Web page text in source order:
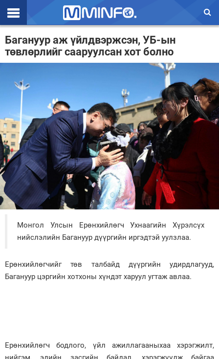
Эхлэл
Цаг агаар
Улс төр
Эдийн засаг
Үзэл бодол
Спорт
Нийгэм
Дэлхий
Зурхай
Багануур аж үйлдвэржсэн, УБ-ын
төвлөрлийг сааруулсан хот болно
Монгол Улсын Ерөнхийлөгч Ухнаагийн Хүрэлсүх
нийслэлийн Багануур дүүргийн иргэдтэй уулзлаа.
Ерөнхийлөгчийг төв талбайд дүүргийн удирдлагууд,
Багануур цэргийн хотхоны хүндэт харуул угтаж авлаа.
Ерөнхийлөгч бодлого, үйл ажиллагааныхаа хэрэгжилт,